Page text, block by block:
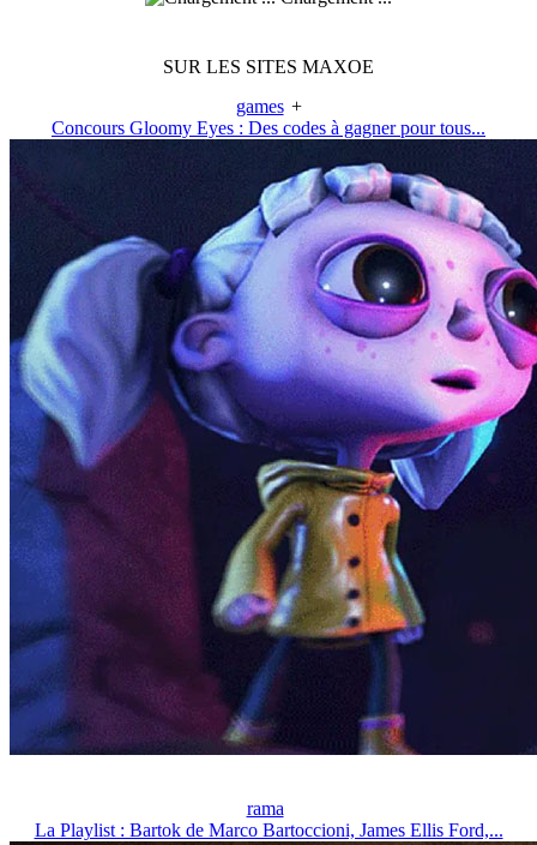
SUR LES SITES MAXOE
games +
Concours Gloomy Eyes : Des codes à gagner pour tous...
rama
La Playlist : Bartok de Marco Bartoccioni, James Ellis Ford,...